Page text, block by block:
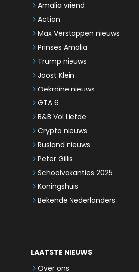
Amalia vriend
Action
Max Verstappen nieuws
Prinses Amalia
Trump nieuws
Joost Klein
Oekraïne nieuws
GTA 6
B&B Vol Liefde
Crypto nieuws
Rusland nieuws
Peter Gillis
Schoolvakanties 2025
Koningshuis
Bekende Nederlanders
LAATSTE NIEUWS
Over ons